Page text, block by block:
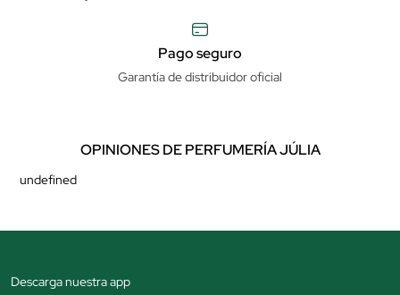
Pago seguro
Garantía de distribuidor oficial
OPINIONES DE PERFUMERÍA JÚLIA
undefined
Descarga nuestra app